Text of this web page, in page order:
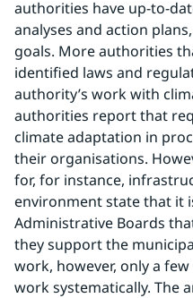
authorities have up-to-
analyses and action
goals. More authorities
identified laws and
authority’s work with
authorities report that
climate adaptation in
their organisations.
for, for instance,
environment state that it
Administrative Boards
they support the
work, however, only a
work systematically. The